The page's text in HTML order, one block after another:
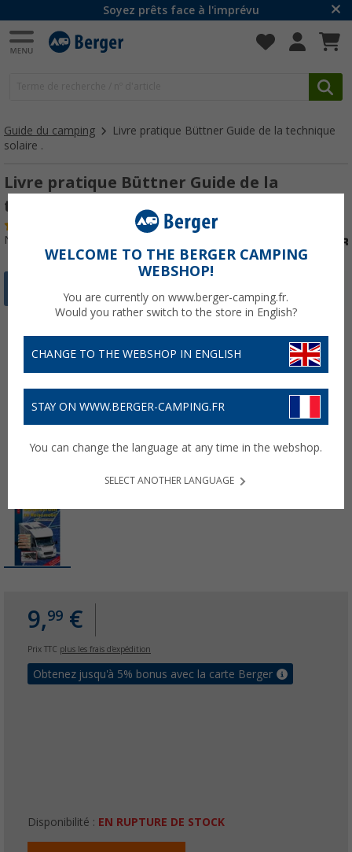
Soyez prêts face à l'imprévu
Guide du camping
Livre pratique Büttner Guide de la technique
solaire .
Livre pratique Büttner Guide de la
technique solaire .
N° d'art : 233730
9,99 €
Prix TTC plus les frais d'expédition
Obtenez jusqu'à 5% bonus avec la carte Berger
Disponibilité : EN RUPTURE DE STOCK
WELCOME TO THE BERGER CAMPING
WEBSHOP!
You are currently on www.berger-camping.fr.
Would you rather switch to the store in English?
CHANGE TO THE WEBSHOP IN ENGLISH
STAY ON WWW.BERGER-CAMPING.FR
You can change the language at any time in the webshop.
SELECT ANOTHER LANGUAGE